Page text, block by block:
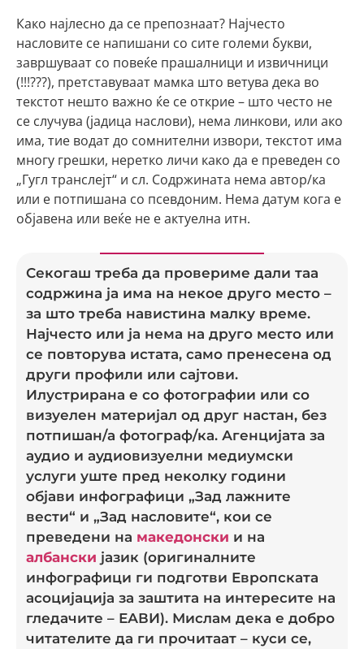
Како најлесно да се препознаат? Најчесто
насловите се напишани со сите големи букви,
завршуваат со повеќе прашалници и извичници
(!!!???), претставуваат мамка што ветува дека во
текстот нешто важно ќе се открие – што често не
се случува (јадица наслови), нема линкови, или ако
има, тие водат до сомнителни извори, текстот има
многу грешки, неретко личи како да е преведен со
„Гугл транслејт“ и сл. Содржината нема автор/ка
или е потпишана со псевдоним. Нема датум кога е
објавена или веќе не е актуелна итн.
Секогаш треба да провериме дали таа
содржина ја има на некое друго место –
за што треба навистина малку време.
Најчесто или ја нема на друго место или
се повторува истата, само пренесена од
други профили или сајтови.
Илустрирана е со фотографии или со
визуелен материјал од друг настан, без
потпишан/а фотограф/ка. Агенцијата за
аудио и аудиовизуелни медиумски
услуги уште пред неколку години
објави инфографици „Зад лажните
вести“ и „Зад насловите“, кои се
преведени на македонски и на
албански јазик (оригиналните
инфографици ги подготви Европската
асоцијација за заштита на интересите на
гледачите – ЕАВИ). Мислам дека е добро
читателите да ги прочитаат – куси се,